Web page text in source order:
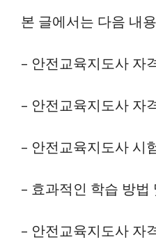
본 글에서는 다음 내
– 안전교육지도사 자
– 안전교육지도사 자
– 안전교육지도사 시
– 효과적인 학습 방법
– 안전교육지도사 자